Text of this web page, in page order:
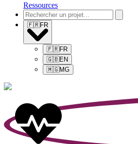
Ressources
🇫🇷FR
🇫🇷FR
🇬🇧EN
🇲🇬MG